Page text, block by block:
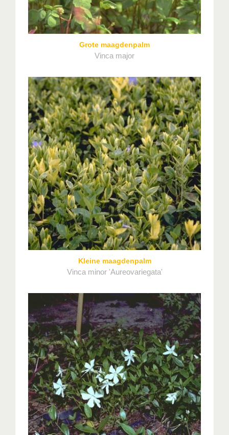
Grote maagdenpalm
Vinca major
Kleine maagdenpalm
Vinca minor 'Aureovariegata'